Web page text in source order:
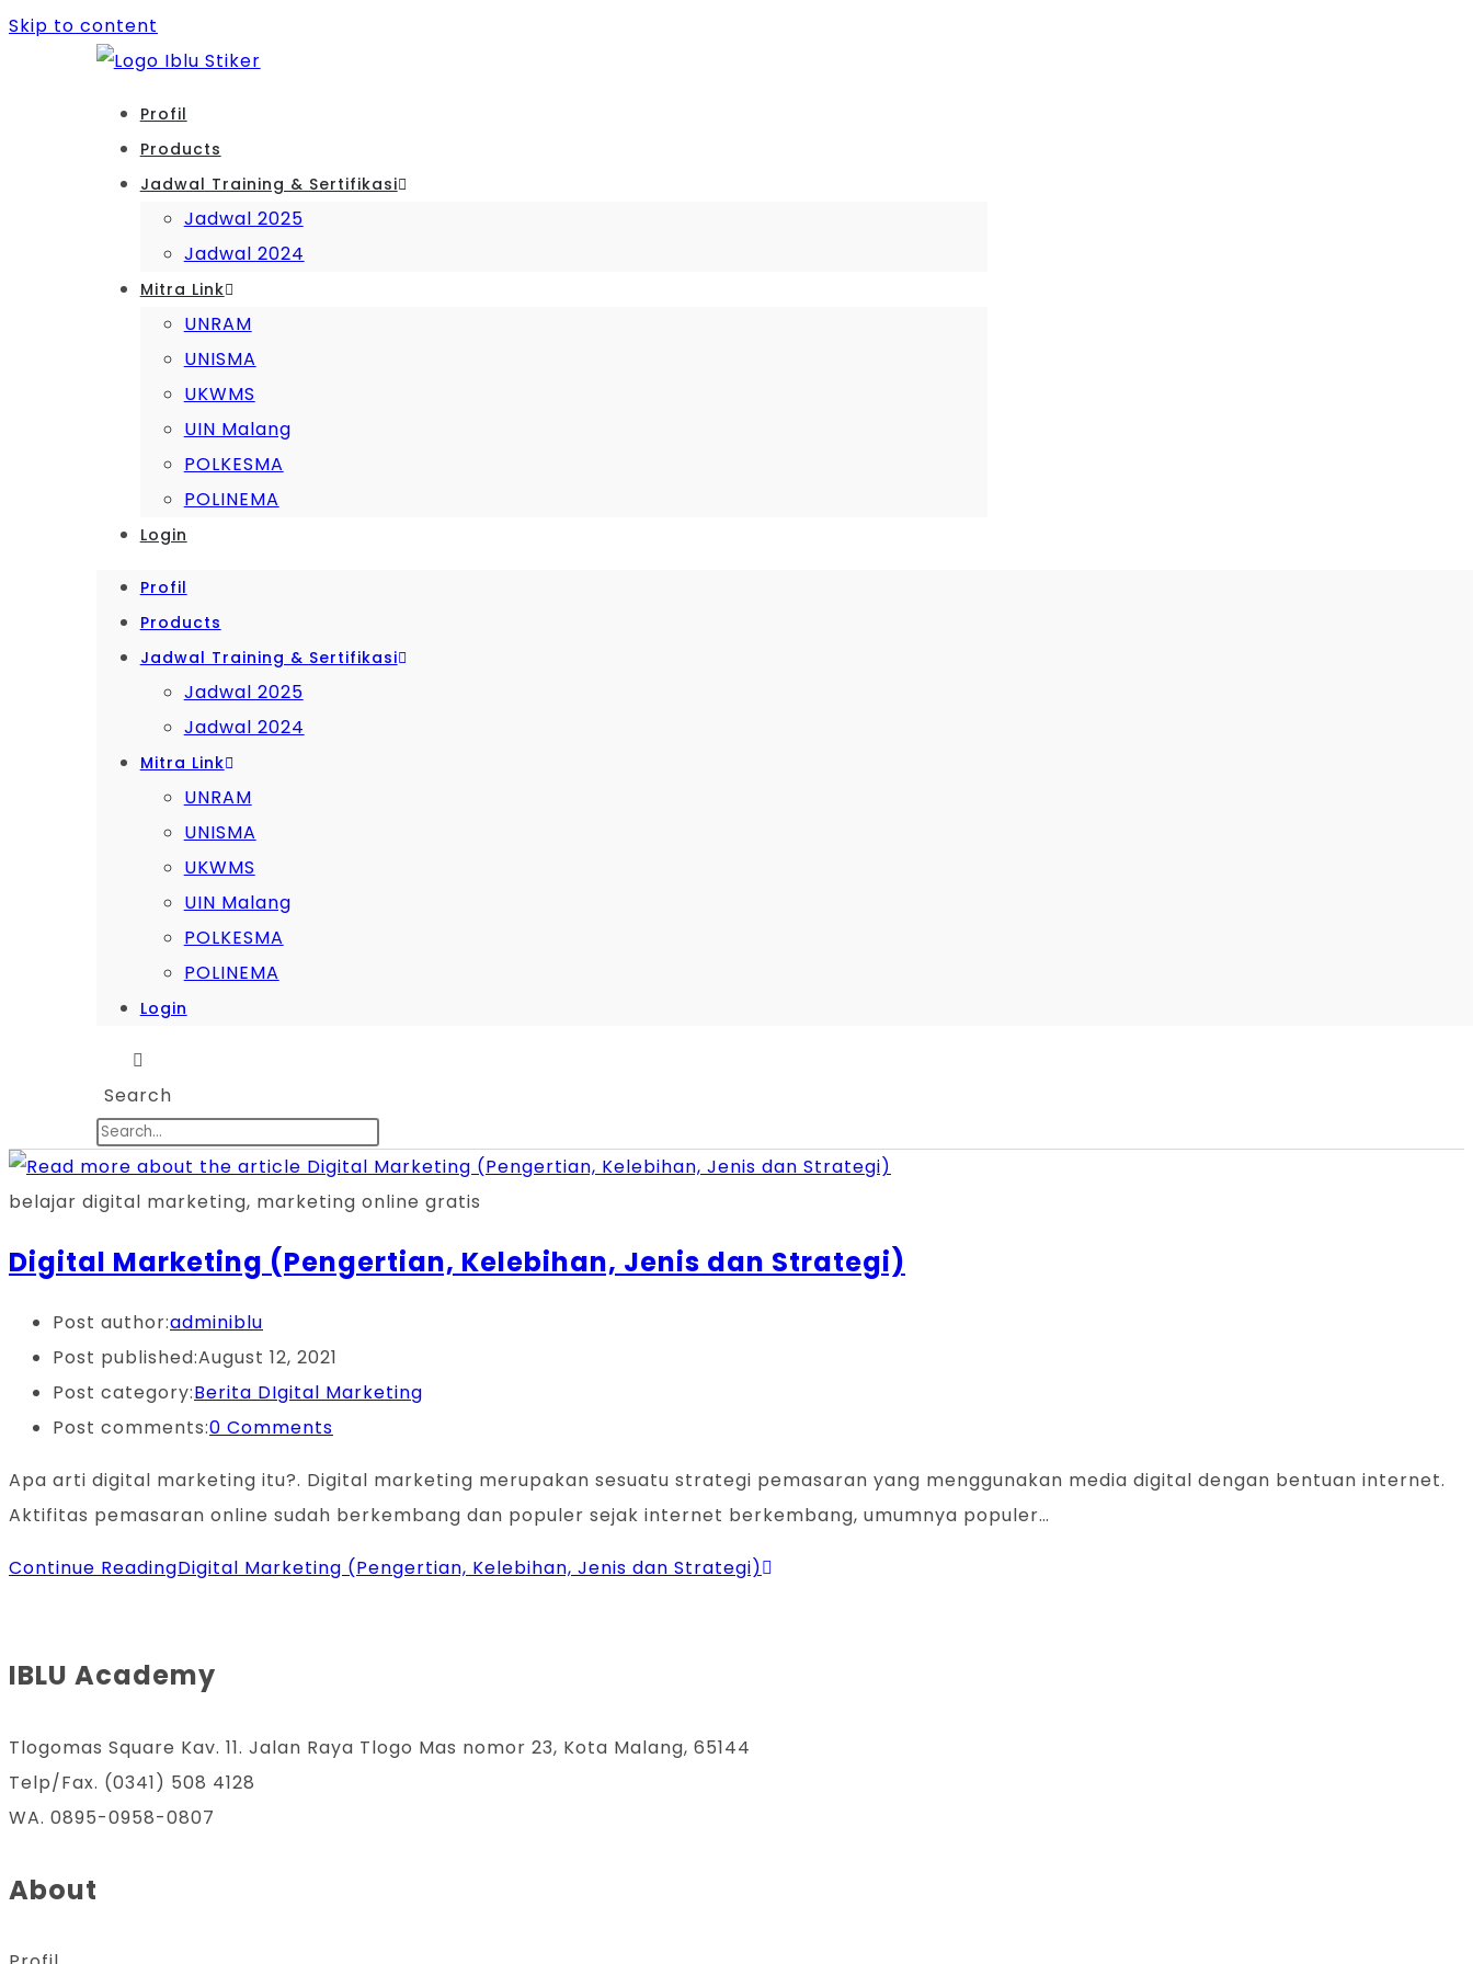
Skip to content
Profil
Products
Jadwal Training & Sertifikasi
Jadwal 2025
Jadwal 2024
Mitra Link
UNRAM
UNISMA
UKWMS
UIN Malang
POLKESMA
POLINEMA
Login
Profil
Products
Jadwal Training & Sertifikasi
Jadwal 2025
Jadwal 2024
Mitra Link
UNRAM
UNISMA
UKWMS
UIN Malang
POLKESMA
POLINEMA
Login
Search
belajar digital marketing, marketing online gratis
Digital Marketing (Pengertian, Kelebihan, Jenis dan Strategi)
Post author:adminiblu
Post published:August 12, 2021
Post category:Berita DIgital Marketing
Post comments:0 Comments
Apa arti digital marketing itu?. Digital marketing merupakan sesuatu strategi pemasaran yang menggunakan media digital dengan bentuan internet.
Aktifitas pemasaran online sudah berkembang dan populer sejak internet berkembang, umumnya populer…
Continue ReadingDigital Marketing (Pengertian, Kelebihan, Jenis dan Strategi)
IBLU Academy
Tlogomas Square Kav. 11. Jalan Raya Tlogo Mas nomor 23, Kota Malang, 65144
Telp/Fax. (0341) 508 4128
WA. 0895-0958-0807
About